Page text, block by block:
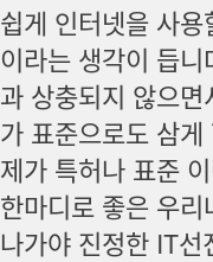
쉽게 인터넷을 사
이라는 생각이 듭
과 상충되지 않으
가 표준으로도 삼
제가 특허나 표준
한마디로 좋은 우
나가야 진정한 IT